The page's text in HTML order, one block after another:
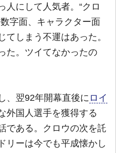
人にして人気者。“クロ
字面、キャラクター面
しまう不運はあった。
た。ツイてなかったの
、翌92年開幕直後に ロイ
外国人選手を獲得する
である。クロウの次を託
リーは今でも平成懐かし